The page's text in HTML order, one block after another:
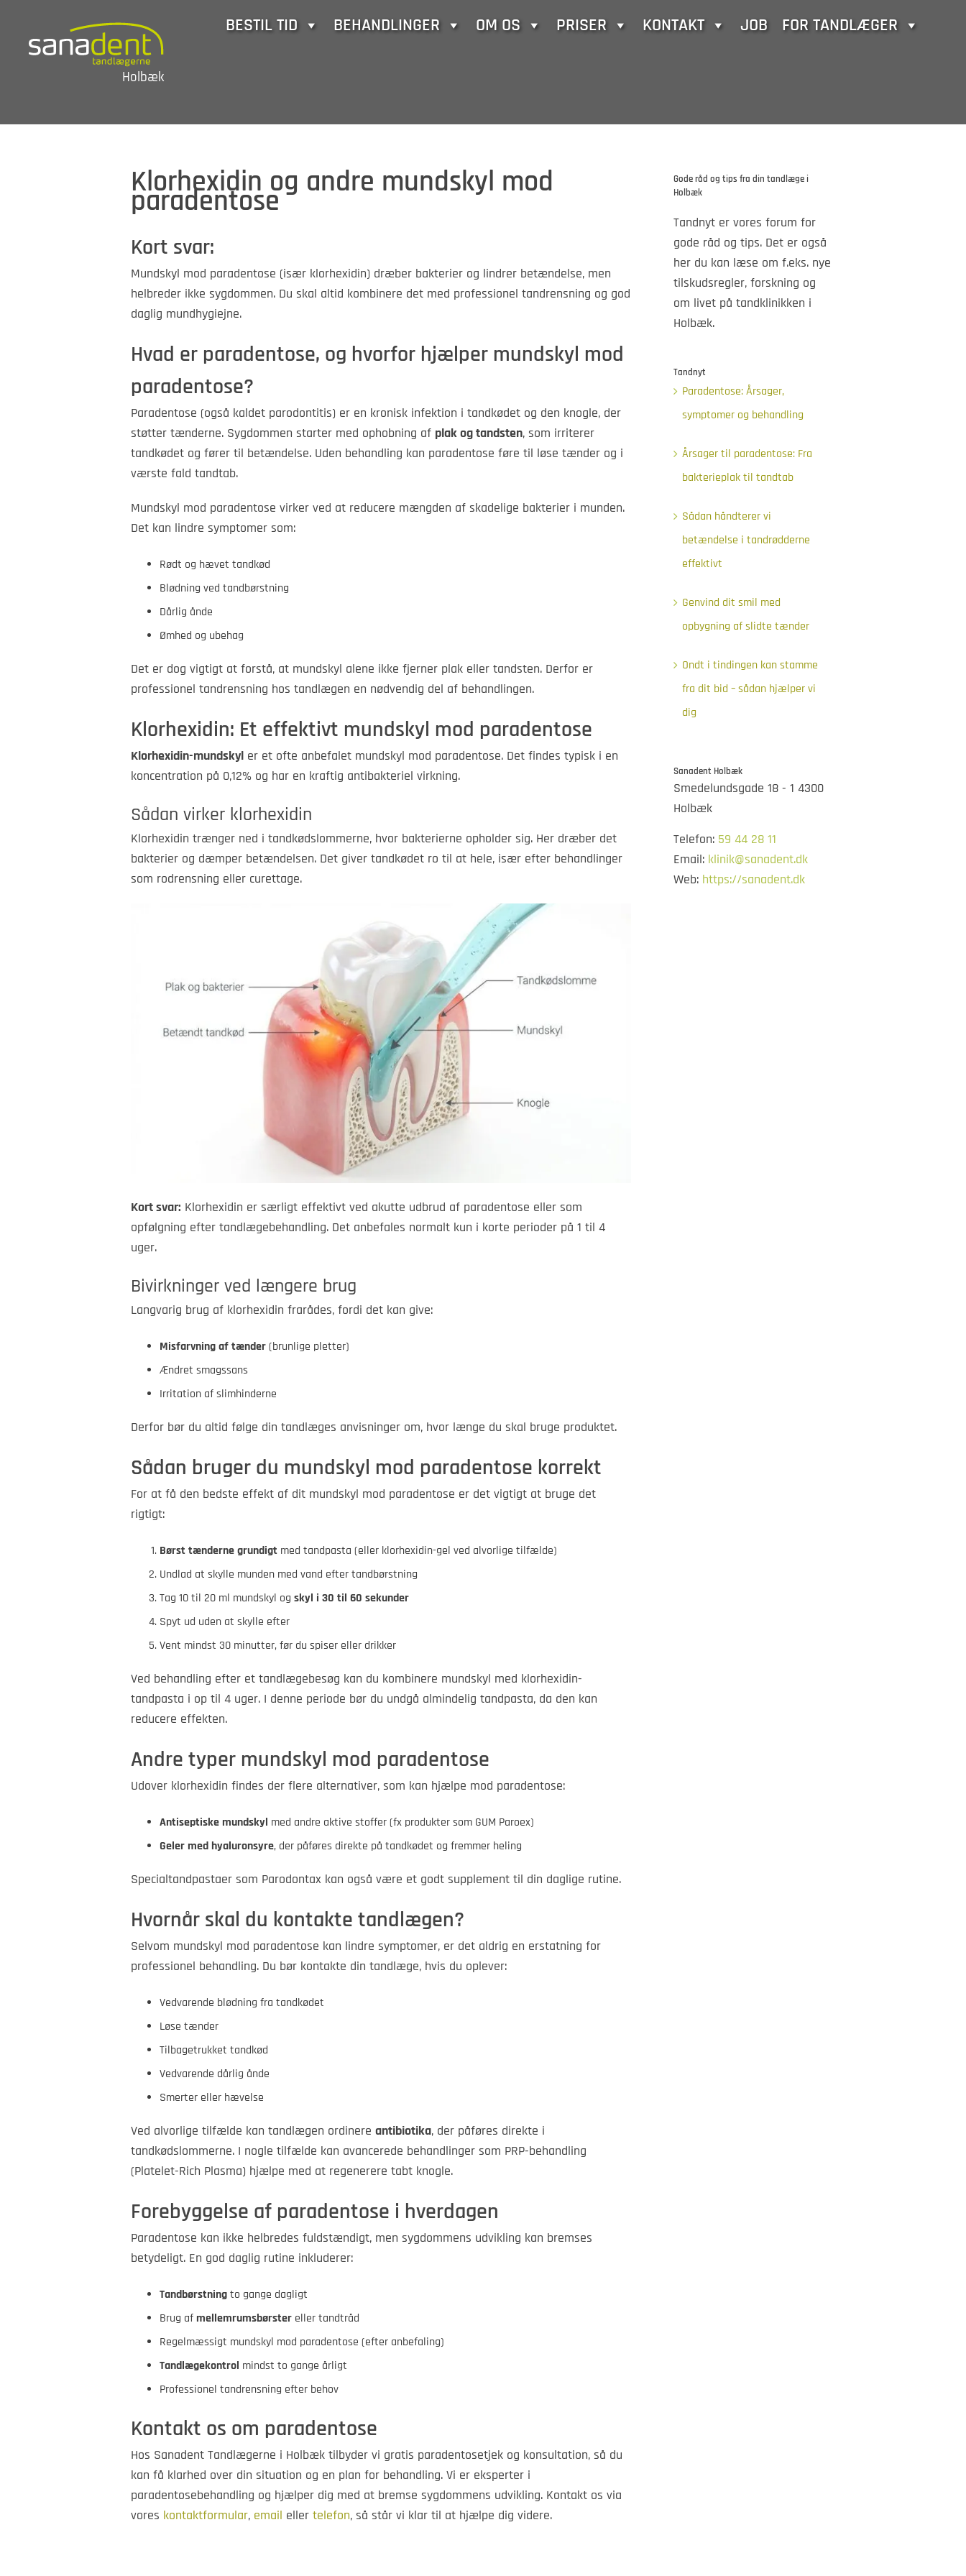
content
Holbæk
BESTIL TID BEHANDLINGER OM OS PRISER KONTAKT JOB FOR TANDLÆGER
Klorhexidin og andre mundskyl mod
paradentose
Kort svar:
Mundskyl mod paradentose (især klorhexidin) dræber bakterier og lindrer betændelse, men
helbreder ikke sygdommen. Du skal altid kombinere det med professionel tandrensning og god
daglig mundhygiejne.
Hvad er paradentose, og hvorfor hjælper mundskyl mod
paradentose?
Paradentose (også kaldet parodontitis) er en kronisk infektion i tandkødet og den knogle, der
støtter tænderne. Sygdommen starter med ophobning af plak og tandsten, som irriterer
tandkødet og fører til betændelse. Uden behandling kan paradentose føre til løse tænder og i
værste fald tandtab.
Mundskyl mod paradentose virker ved at reducere mængden af skadelige bakterier i munden.
Det kan lindre symptomer som:
Rødt og hævet tandkød
Blødning ved tandbørstning
Dårlig ånde
Ømhed og ubehag
Det er dog vigtigt at forstå, at mundskyl alene ikke fjerner plak eller tandsten. Derfor er
professionel tandrensning hos tandlægen en nødvendig del af behandlingen.
Klorhexidin: Et effektivt mundskyl mod paradentose
Klorhexidin-mundskyler et ofte anbefalet mundskyl mod paradentose. Det findes typisk i en
koncentration på 0,12% og har en kraftig antibakteriel virkning.
Sådan virker klorhexidin
Klorhexidin trænger ned i tandkødslommerne, hvor bakterierne opholder sig. Her dræber det
bakterier og dæmper betændelsen. Det giver tandkødet ro til at hele, især efter behandlinger
som rodrensning eller curettage.
Kort svar: Klorhexidin er særligt effektivt ved akutte udbrud af paradentose eller som
opfølgning efter tandlægebehandling. Det anbefales normalt kun i korte perioder på 1 til 4
uger.
Bivirkninger ved længere brug
Langvarig brug af klorhexidin frarådes, fordi det kan give:
Misfarvning af tænder(brunlige pletter)
Ændret smagssans
Irritation af slimhinderne
Derfor bør du altid følge din tandlæges anvisninger om, hvor længe du skal bruge produktet.
Sådan bruger du mundskyl mod paradentose korrekt
For at få den bedste effekt af dit mundskyl mod paradentose er det vigtigt at bruge det
rigtigt:
Børst tænderne grundigtmed tandpasta (eller klorhexidin-gel ved alvorlige tilfælde)
Undlad at skylle munden med vand efter tandbørstning
Tag 10 til 20 ml mundskyl og skyl i 30 til 60 sekunder
Spyt ud uden at skylle efter
Vent mindst 30 minutter, før du spiser eller drikker
Ved behandling efter et tandlægebesøg kan du kombinere mundskyl med klorhexidin-
tandpasta i op til 4 uger. I denne periode bør du undgå almindelig tandpasta, da den kan
reducere effekten.
Andre typer mundskyl mod paradentose
Udover klorhexidin findes der flere alternativer, som kan hjælpe mod paradentose:
Antiseptiske mundskyl med andre aktive stoffer (fx produkter som GUM Paroex)
Geler med hyaluronsyre, der påføres direkte på tandkødet og fremmer heling
Specialtandpastaer som Parodontax kan også være et godt supplement til din daglige rutine.
Hvornår skal du kontakte tandlægen?
Selvom mundskyl mod paradentose kan lindre symptomer, er det aldrig en erstatning for
professionel behandling. Du bør kontakte din tandlæge, hvis du oplever:
Vedvarende blødning fra tandkødet
Løse tænder
Tilbagetrukket tandkød
Vedvarende dårlig ånde
Smerter eller hævelse
Ved alvorlige tilfælde kan tandlægen ordinere antibiotika, der påføres direkte i
tandkødslommerne. I nogle tilfælde kan avancerede behandlinger som PRP-behandling
(Platelet-Rich Plasma) hjælpe med at regenerere tabt knogle.
Forebyggelse af paradentose i hverdagen
Paradentose kan ikke helbredes fuldstændigt, men sygdommens udvikling kan bremses
betydeligt. En god daglig rutine inkluderer:
Tandbørstningto gange dagligt
Brug afmellemrumsbørstereller tandtråd
Regelmæssigt mundskyl mod paradentose (efter anbefaling)
Tandlægekontrol mindst to gange årligt
Professionel tandrensning efter behov
Kontakt os om paradentose
Hos Sanadent Tandlægerne i Holbæk tilbyder vi gratis paradentosetjek og konsultation, så du
kan få klarhed over din situation og en plan for behandling. Vi er eksperter i
paradentosebehandling og hjælper dig med at bremse sygdommens udvikling. Kontakt os via
vores kontaktformular, email eller telefon, så står vi klar til at hjælpe dig videre.
Gode råd og tips fra din tandlæge i
Holbæk
Tandnyt er vores forum for
gode råd og tips. Det er også
her du kan læse om f.eks. nye
tilskudsregler, forskning og
om livet på tandklinikken i
Holbæk.
Tandnyt
Paradentose: Årsager,
symptomer og behandling
Årsager til paradentose: Fra
bakterieplak til tandtab
Sådan håndterer vi
betændelse i tandrødderne
effektivt
Genvind dit smil med
opbygning af slidte tænder
Ondt i tindingen kan stamme
fra dit bid – sådan hjælper vi
dig
Sanadent Holbæk
Smedelundsgade 18 - 1 4300
Holbæk
Telefon: 59 44 28 11
Email: klinik@sanadent.dk
Web: https://sanadent.dk